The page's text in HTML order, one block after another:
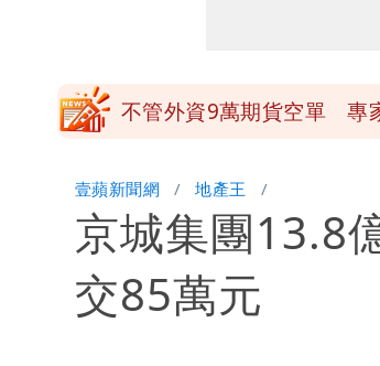
不管外資9萬期貨空單 專
白海豚進逼！北市再放颱
華語天王遭亂爆私生子 周
壹蘋新聞網 地產王
京城集團13.8
交85萬元